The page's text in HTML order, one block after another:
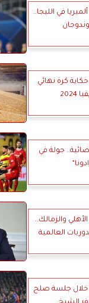
في الليجا..
كرة نهائي
جولة في
والزمالك..
العالمية
مصرع شخص وإصابة 5 خلال جلسة صلح